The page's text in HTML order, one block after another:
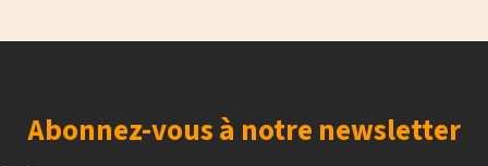
Abonnez-vous à notre newsletter